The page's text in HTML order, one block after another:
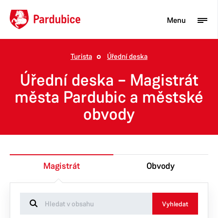
Turista
Aktuality
Občan
Turista Úřední deska
Úřední deska – Magistrát
města Pardubic a městské
obvody
Magistrát Obvody
Vyhledat
Menu